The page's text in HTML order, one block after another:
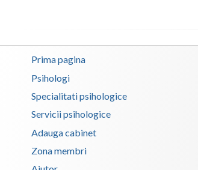
Prima pagina
Psihologi
Specialitati psihologice
Servicii psihologice
Adauga cabinet
Zona membri